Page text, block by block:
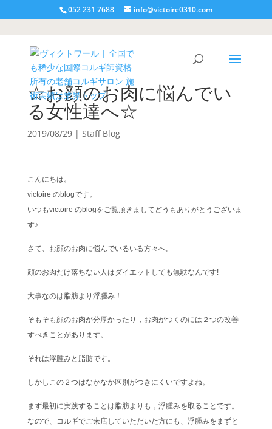
052 231 7688 info@victoire0310.com
☆お顔のお肉に悩んでい
る女性達へ☆
2019/08/29| Staff Blog
こんにちは。
victoire のblogです。
いつもvictoire のblogをご覧頂きましてどうもありがとうございま
す♪
さて、お顔のお肉に悩んでいるいる方々へ。
顔のお肉だけ落ちない人はダイエットしても無駄なんです!
大事なのは脂肪より浮腫み！
そもそも顔のお肉が分厚かったり，お肉がつくのには２つの改善
すべきことがあります。
それは浮腫みと脂肪です。
しかしこの２つはなかなか区別がつきにくいですよね。
まず最初に実践することは脂肪よりも，浮腫みを取ることです。
なので、コルギでご来店していただいた方にも、浮腫みをまずと